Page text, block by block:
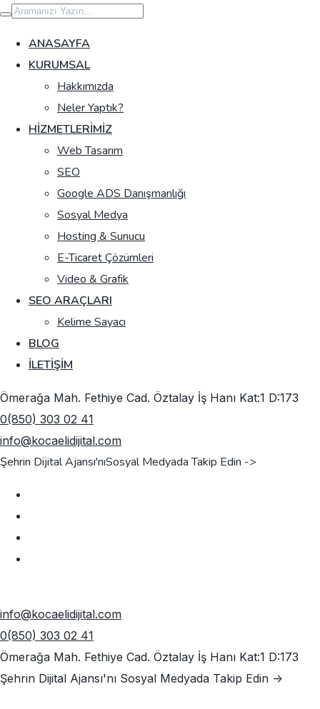
İçeriğe
geç
ANASAYFA
KURUMSAL
Hakkımızda
Neler Yaptık?
HIZMETLERIMIZ
Web Tasarım
SEO
Google ADS Danışmanlığı
Sosyal Medya
Hosting & Sunucu
E-Ticaret Çözümleri
Video & Grafik
SEO ARAÇLARI
Kelime Sayacı
BLOG
İLETIŞIM
Ömerağa Mah. Fethiye Cad. Öztalay İş Hanı Kat:1 D:173
0(850) 303 02 41
info@kocaelidijital.com
Şehrin Dijital Ajansı'nıSosyal Medyada Takip Edin ->
info@kocaelidijital.com
0(850) 303 02 41
Ömerağa Mah. Fethiye Cad. Öztalay İş Hanı Kat:1 D:173
Şehrin Dijital Ajansı'nı Sosyal Medyada Takip Edin ->